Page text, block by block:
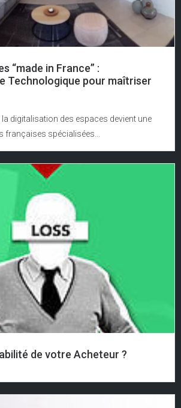
“made in France” :
Technologique pour maîtriser
digitalisation des espaces devient une
françaises spécialisées...
de votre Acheteur ?